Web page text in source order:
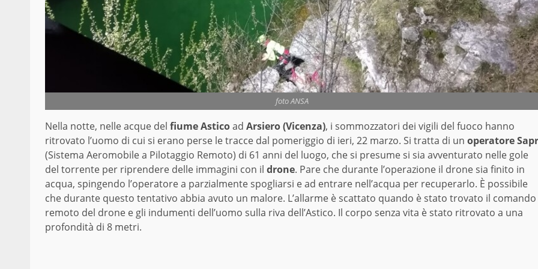
foto ANSA
Nella notte, nelle acque del fiume Asticoad Arsiero (Vicenza), i sommozzatori dei vigili del fuoco hanno
ritrovato l’uomo di cui si erano perse le tracce dal pomeriggio di ieri, 22 marzo. Si tratta di un operatore Sapr
(Sistema Aeromobile a Pilotaggio Remoto) di 61 anni del luogo, che si presume si sia avventurato nelle gole
del torrente per riprendere delle immagini con il drone. Pare che durante l’operazione il drone sia finito in
acqua, spingendo l’operatore a parzialmente spogliarsi e ad entrare nell’acqua per recuperarlo. È possibile
che durante questo tentativo abbia avuto un malore. L’allarme è scattato quando è stato trovato il comando
remoto del drone e gli indumenti dell’uomo sulla riva dell’Astico. Il corpo senza vita è stato ritrovato a una
profondità di 8 metri.